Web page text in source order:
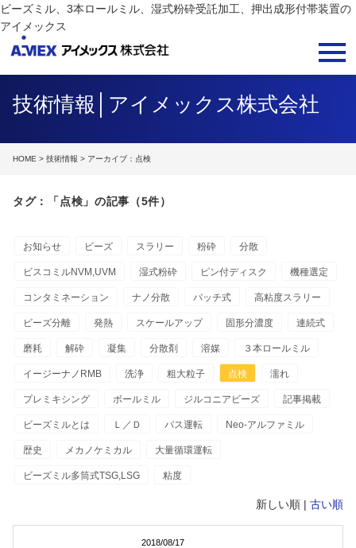
ビーズミル、3本ロールミル、湿式粉砕受託加工、押出成形付帯装置の
アイメックス
技術情報│アイメックス株式会社
HOME > 技術情報 > アーカイブ：点検
タグ：「点検」の記事（5件）
お知らせ ビーズ スラリー 粉砕 分散
ビスコミルNVM,UVM 湿式粉砕 ピン付ディスク 機種選定
コンタミネーション ナノ分散 バッチ式 高粘度スラリー
ビーズ分離 発熱 スケールアップ 固形分濃度 連続式
磨耗 解砕 凝集 分散剤 溶媒 ３本ロールミル
イージーナノRMB 洗浄 粗大粒子 点検 濡れ
プレミキシング ボールミル ジルコニアビーズ 記事掲載
ビーズミルとは Ｌ／Ｄ パス運転 Neo-アルファミル
歴史 メカノケミカル 大量循環運転
ビーズミル多筒式TSG,LSG 粘度
新しい順 | 古い順
2018/08/17